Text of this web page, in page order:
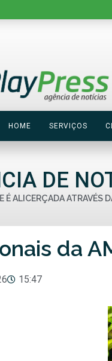
HOME SERVIÇOS
DE
É ALICERÇADA ATRAVÉS
da
15:47